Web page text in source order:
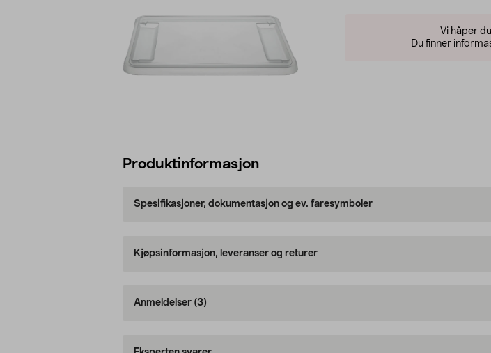
Vi håper
Du finner
Produktinformasjon
Spesifikasjoner, dokumentasjon og ev. faresymboler
Kjøpsinformasjon, leveranser og returer
Anmeldelser (3)